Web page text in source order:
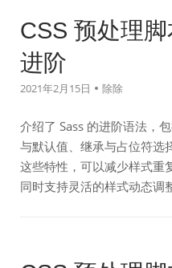
CSS 预处理
进阶
2021年2月15日 除除
介绍了 Sass 的进阶语法，
与默认值、继承与占位符选
这些特性，可以减少样式重
同时支持灵活的样式动态调